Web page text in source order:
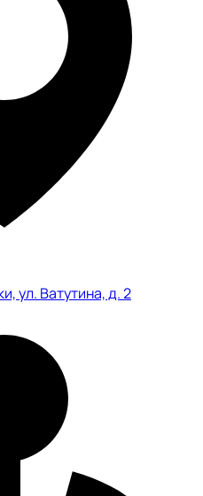
ул. Ватутина, д. 2